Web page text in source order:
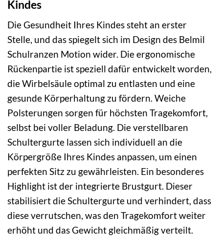
Kindes
Die Gesundheit Ihres Kindes steht an erster
Stelle, und das spiegelt sich im Design des Belmil
Schulranzen Motion wider. Die ergonomische
Rückenpartie ist speziell dafür entwickelt worden,
die Wirbelsäule optimal zu entlasten und eine
gesunde Körperhaltung zu fördern. Weiche
Polsterungen sorgen für höchsten Tragekomfort,
selbst bei voller Beladung. Die verstellbaren
Schultergurte lassen sich individuell an die
Körpergröße Ihres Kindes anpassen, um einen
perfekten Sitz zu gewährleisten. Ein besonderes
Highlight ist der integrierte Brustgurt. Dieser
stabilisiert die Schultergurte und verhindert, dass
diese verrutschen, was den Tragekomfort weiter
erhöht und das Gewicht gleichmäßig verteilt.